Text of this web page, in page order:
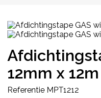
12mm x
Referentie MPT1212